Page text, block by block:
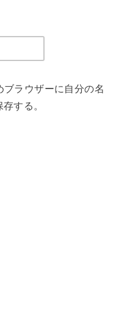
ラウザーに自分の名
する。